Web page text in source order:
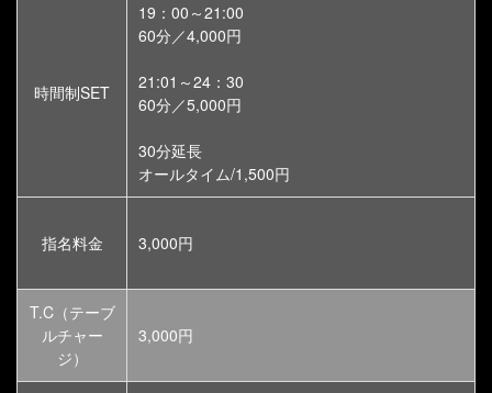
時間制SET
19：00～21:00
60分／4,000円
21:01～24：30
60分／5,000円
30分延長
オールタイム/1,500円
指名料金 3,000円
T.C（テーブ
ルチャー
ジ）
3,000円